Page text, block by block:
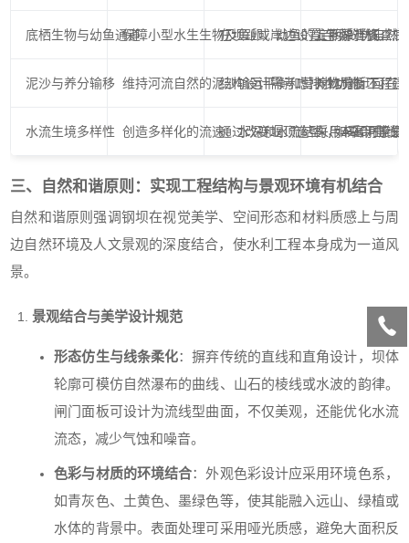
底栖生物与幼鱼通道保障小型水生生物及鱼卵、幼鱼的上下游迁移。
在坝趾或岸边设置连续的仿自然
定期采样调查
泥沙与养分输移 维持河流自然的泥沙输运平衡和营养物质循环。
结构设计需考虑排沙功能。可在
对比分析工程
水流生境多样性 创造多样化的流速、水深和水流结构，丰富河流生
通过改变堰顶造型（如采用曲线
采用ADCP等设
三、自然和谐原则：实现工程结构与景观环境有机结合
自然和谐原则强调钢坝在视觉美学、空间形态和材料质感上与周
边自然环境及人文景观的深度结合，使水利工程本身成为一道风
景。
景观结合与美学设计规范
形态仿生与线条柔化：摒弃传统的直线和直角设计，坝体
轮廓可模仿自然瀑布的曲线、山石的棱线或水波的韵律。
闸门面板可设计为流线型曲面，不仅美观，还能优化水流
流态，减少气蚀和噪音。
色彩与材质的环境结合：外观色彩设计应采用环境色系，
如青灰色、土黄色、墨绿色等，使其能融入远山、绿植或
水体的背景中。表面处理可采用哑光质感，避免大面积反